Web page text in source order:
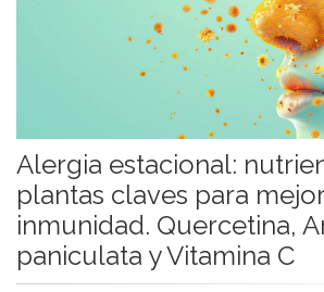
Alergia estacional:
plantas claves para
inmunidad. Quercetina,
paniculata y Vitamina C